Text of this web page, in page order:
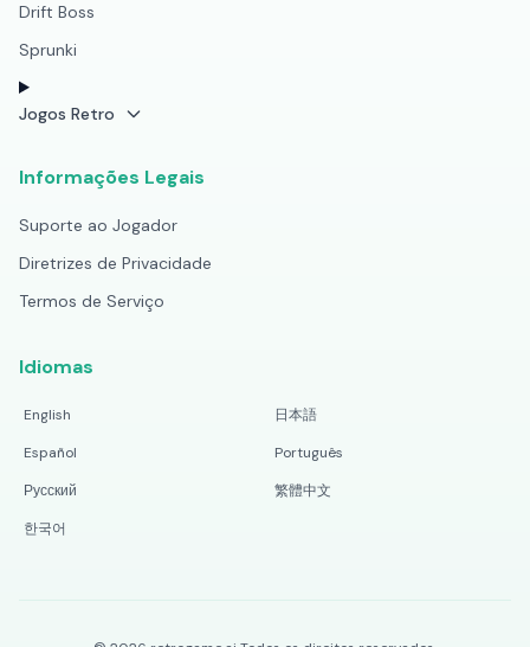
Drift Boss
Sprunki
Jogos Retro
Informações Legais
Suporte ao Jogador
Diretrizes de Privacidade
Termos de Serviço
Idiomas
English
日本語
Español
Português
Русский
繁體中文
한국어